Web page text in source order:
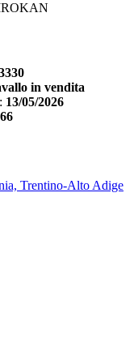
in vendita
13/05/2026
Trentino-Alto Adige